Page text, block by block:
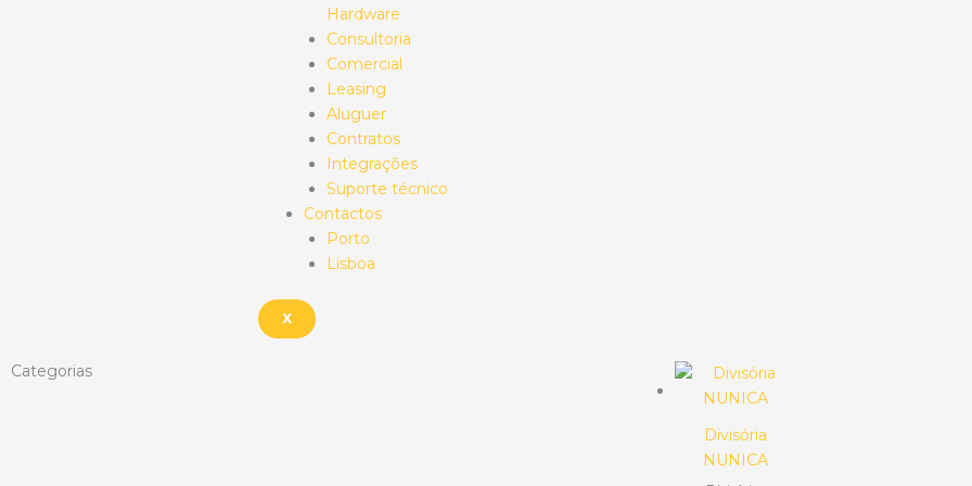
Hardware
Consultoria
Comercial
Leasing
Aluguer
Contratos
Integrações
Suporte técnico
Contactos
Porto
Lisboa
X
Categorias
Divisória
NUNICA